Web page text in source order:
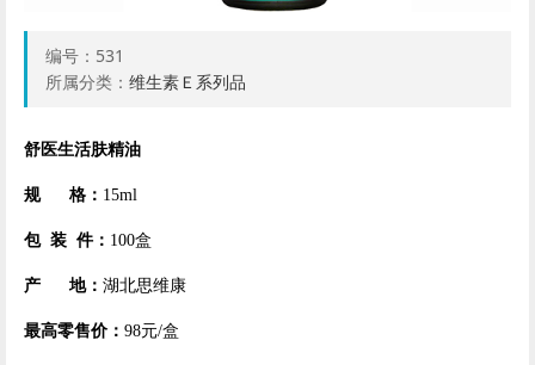
编号： 531
所属分类： 维生素Ｅ系列品
舒医生活肤精油
规 格： 15ml
包 装 件： 100盒
产 地： 湖北思维康
最高零售价： 98元/盒